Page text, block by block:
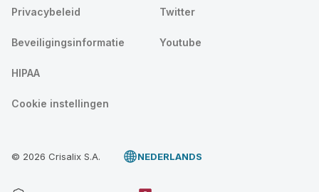
Privacybeleid
Beveiligingsinformatie
HIPAA
Cookie instellingen
Twitter
Youtube
© 2026 Crisalix S.A. NEDERLANDS